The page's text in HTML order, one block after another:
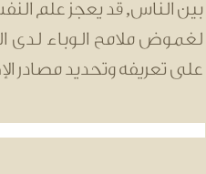
الناس, قد يعجز علم
ملامح الوباء لدى
تعريفه وتحديد مصادر